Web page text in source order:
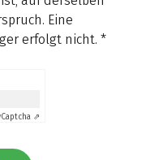
Eine
erfolgt nicht. *
Captcha ⇗